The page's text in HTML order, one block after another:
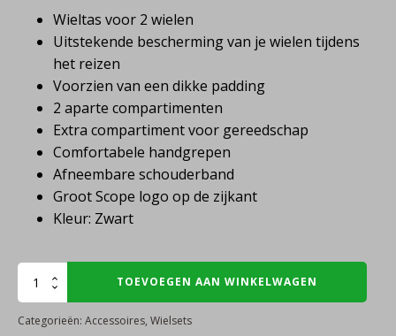
Wieltas voor 2 wielen
Uitstekende bescherming van je wielen tijdens
het reizen
Voorzien van een dikke padding
2 aparte compartimenten
Extra compartiment voor gereedschap
Comfortabele handgrepen
Afneembare schouderband
Groot Scope logo op de zijkant
Kleur: Zwart
Scope
wieltas
aantal
TOEVOEGEN AAN WINKELWAGEN
Categorieën: Accessoires, Wielsets